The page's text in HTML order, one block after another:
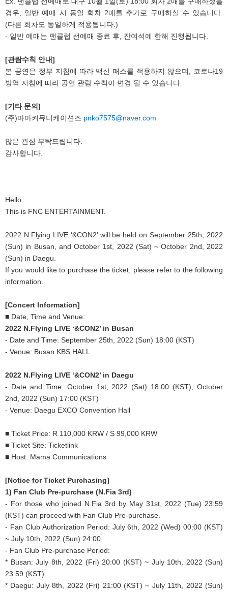
경우, 일반 예매 시 동일 회차 2매를 추가로 구매하실 수 있습니다.
(다른 회차도 동일하게 적용됩니다.)
- 일반 예매는 팬클럽 선예매 종료 후, 잔여석에 한해 진행됩니다.
[관람수칙 안내]
본 공연은 정부 지침에 따라 백신 패스를 적용하지 않으며, 코로나19
방역 지침에 따라 공연 관람 수칙이 변경 될 수 있습니다.
[기타 문의]
(주)마마커뮤니케이션즈 pnko7575@naver.com
많은 관심 부탁드립니다.
감사합니다.
Hello.
This is FNC ENTERTAINMENT.
2022 N.Flying LIVE ‘&CON2’ will be held on September 25th, 2022
(Sun) in Busan, and October 1st, 2022 (Sat) ~ October 2nd, 2022
(Sun) in Daegu.
If you would like to purchase the ticket, please refer to the following
information.
[Concert Information]
■ Date, Time and Venue:
2022 N.Flying LIVE ‘&CON2’ in Busan
- Date and Time: September 25th, 2022 (Sun) 18:00 (KST)
- Venue: Busan KBS HALL
2022 N.Flying LIVE ‘&CON2’ in Daegu
- Date and Time: October 1st, 2022 (Sat) 18:00 (KST), October
2nd, 2022 (Sun) 17:00 (KST)
- Venue: Daegu EXCO Convention Hall
■ Ticket Price: R 110,000 KRW / S 99,000 KRW
■ Ticket Site: Ticketlink
■ Host: Mama Communications
[Notice for Ticket Purchasing]
1) Fan Club Pre-purchase (N.Fia 3rd)
- For those who joined N.Fia 3rd by May 31st, 2022 (Tue) 23:59
(KST) can proceed with Fan Club Pre-purchase.
- Fan Club Authorization Period: July 6th, 2022 (Wed) 00:00 (KST)
~ July 10th, 2022 (Sun) 24:00
- Fan Club Pre-purchase Period:
* Busan: July 8th, 2022 (Fri) 20:00 (KST) ~ July 10th, 2022 (Sun)
23:59 (KST)
* Daegu: July 8th, 2022 (Fri) 21:00 (KST) ~ July 11th, 2022 (Sun)